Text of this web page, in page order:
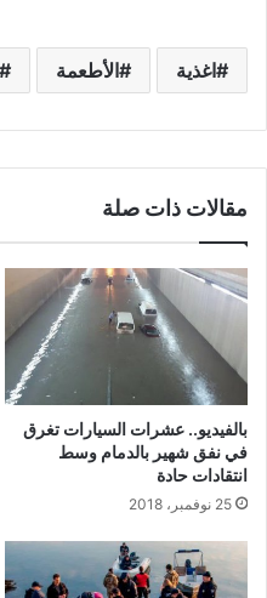
اغذية الأطعمة
مقالات ذات صلة
بالفيديو.. عشرات السيارات تغرق
في نفق شهير بالدمام وسط
انتقادات حادة
25 نوفمبر، 2018